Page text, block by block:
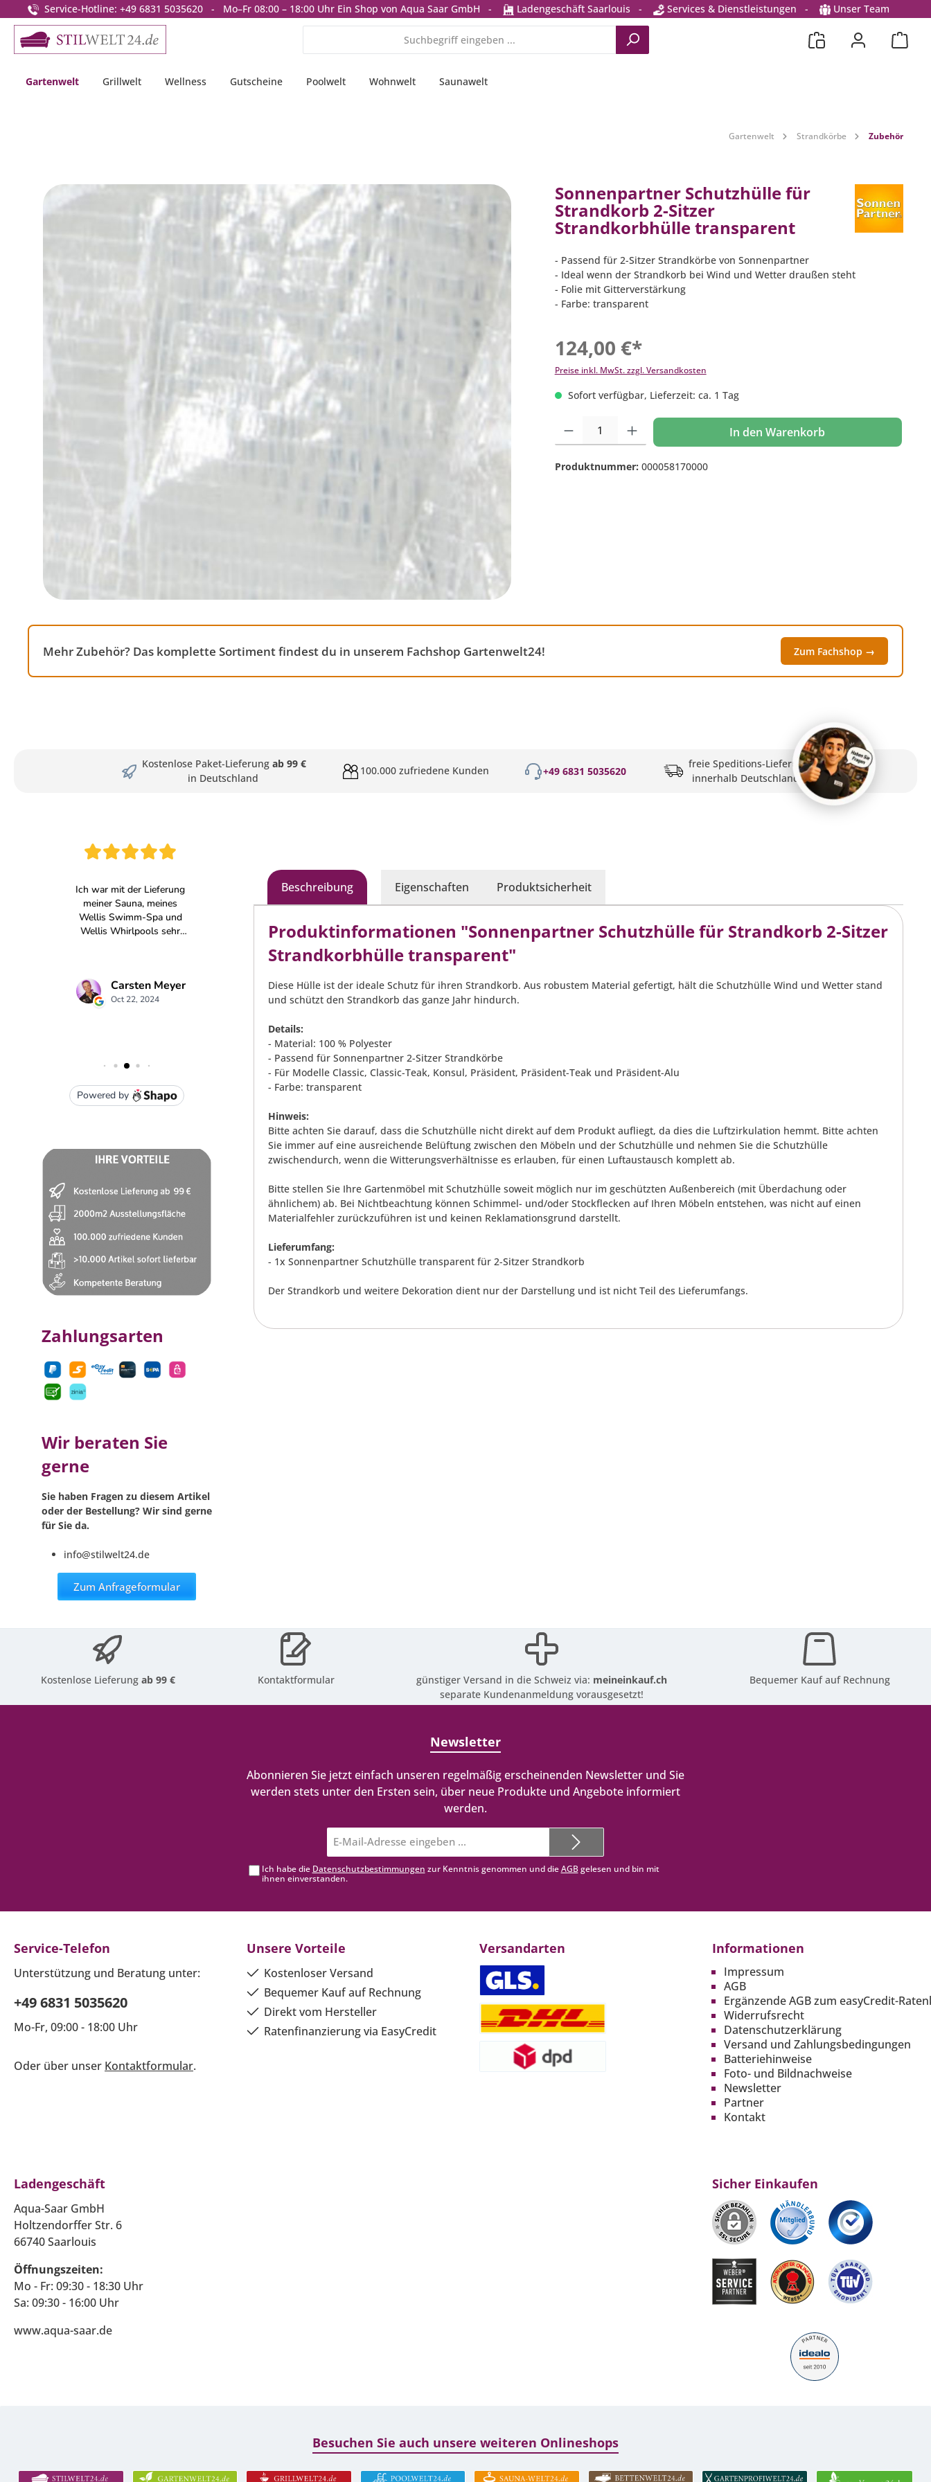
Zur Hauptnavigation springen
Service-Hotline: +49 6831 5035620 - Mo–Fr 08:00 – 18:00 Uhr Ein Shop von Aqua Saar GmbH - Ladengeschäft Saarlouis - Services & Dienstleistungen - Unser Team
Gartenwelt Grillwelt Wellness Gutscheine Poolwelt Wohnwelt Saunawelt
Gartenwelt Strandkörbe Zubehör
Bildergalerie überspringen Sonnenpartner Schutzhülle für
Strandkorb 2-Sitzer
Strandkorbhülle transparent
- Passend für 2-Sitzer Strandkörbe von Sonnenpartner
- Ideal wenn der Strandkorb bei Wind und Wetter draußen steht
- Folie mit Gitterverstärkung
- Farbe: transparent
124,00 €*
Preise inkl. MwSt. zzgl. Versandkosten
Sofort verfügbar, Lieferzeit: ca. 1 Tag
Produkt Anzahl: Gib den gewünschten Wert ein oder benutze die Schaltflächen um die
In den Warenkorb
Produktnummer: 000058170000
Mehr Zubehör? Das komplette Sortiment findest du in unserem Fachshop Gartenwelt24! Zum Fachshop →
Kostenlose Paket-Lieferung ab 99 €
in Deutschland
100.000 zufriedene Kunden +49 6831 5035620
freie Speditions-Lieferung
innerhalb Deutschlands
Zahlungsarten
Wir beraten Sie
gerne
Sie haben Fragen zu diesem Artikel
oder der Bestellung? Wir sind gerne
für Sie da.
info@stilwelt24.de
Zum Anfrageformular
Beschreibung Eigenschaften Produktsicherheit
Produktinformationen "Sonnenpartner Schutzhülle für Strandkorb 2-Sitzer
Strandkorbhülle transparent"
Diese Hülle ist der ideale Schutz für ihren Strandkorb. Aus robustem Material gefertigt, hält die Schutzhülle Wind und Wetter stand
und schützt den Strandkorb das ganze Jahr hindurch.
Details:
- Material: 100 % Polyester
- Passend für Sonnenpartner 2-Sitzer Strandkörbe
- Für Modelle Classic, Classic-Teak, Konsul, Präsident, Präsident-Teak und Präsident-Alu
- Farbe: transparent
Hinweis:
Bitte achten Sie darauf, dass die Schutzhülle nicht direkt auf dem Produkt aufliegt, da dies die Luftzirkulation hemmt. Bitte achten
Sie immer auf eine ausreichende Belüftung zwischen den Möbeln und der Schutzhülle und nehmen Sie die Schutzhülle
zwischendurch, wenn die Witterungsverhältnisse es erlauben, für einen Luftaustausch komplett ab.
Bitte stellen Sie Ihre Gartenmöbel mit Schutzhülle soweit möglich nur im geschützten Außenbereich (mit Überdachung oder
ähnlichem) ab. Bei Nichtbeachtung können Schimmel- und/oder Stockflecken auf Ihren Möbeln entstehen, was nicht auf einen
Materialfehler zurückzuführen ist und keinen Reklamationsgrund darstellt.
Lieferumfang:
- 1x Sonnenpartner Schutzhülle transparent für 2-Sitzer Strandkorb
Der Strandkorb und weitere Dekoration dient nur der Darstellung und ist nicht Teil des Lieferumfangs.
Kostenlose Lieferungab 99 € Kontaktformular günstiger Versand in die Schweiz via: meineinkauf.ch
separate Kundenanmeldung vorausgesetzt!
Bequemer Kauf auf Rechnung
Newsletter
Abonnieren Sie jetzt einfach unseren regelmäßig erscheinenden Newsletter und Sie
werden stets unter den Ersten sein, über neue Produkte und Angebote informiert
werden.
Mail-
Adresse*
Ich habe die Datenschutzbestimmungen zur Kenntnis genommen und dieAGBgelesen und bin mit
ihnen einverstanden.
Service-Telefon
Unterstützung und Beratung unter:
+49 6831 5035620
Mo-Fr, 09:00 - 18:00 Uhr
Oder über unser Kontaktformular.
Unsere Vorteile
Kostenloser Versand
Bequemer Kauf auf Rechnung
Direkt vom Hersteller
Ratenfinanzierung via EasyCredit
Versandarten Informationen
Impressum
AGB
Ergänzende AGB zum easyCredit-
Widerrufsrecht
Datenschutzerklärung
Versand und Zahlungsbedingungen
Batteriehinweise
Foto- und Bildnachweise
Newsletter
Partner
Kontakt
Ladengeschäft
Aqua-Saar GmbH
Holtzendorffer Str. 6
66740 Saarlouis
Öffnungszeiten:
Mo - Fr: 09:30 - 18:30 Uhr
Sa: 09:30 - 16:00 Uhr
www.aqua-saar.de
Sicher Einkaufen
Besuchen Sie auch unsere weiteren Onlineshops